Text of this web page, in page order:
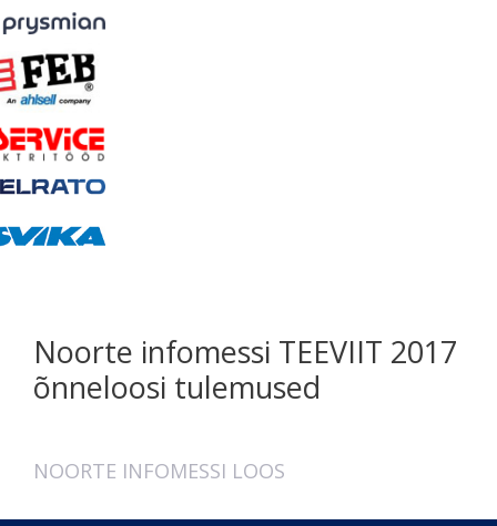
Noorte infomessi TEEVIIT 2017
õnneloosi tulemused
NOORTE INFOMESSI LOOS